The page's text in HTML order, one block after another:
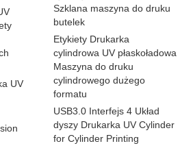
UV
Szklana maszyna do druku
butelek
Etykiety Drukarka
cylindrowa UV płaskoładowa
Maszyna do druku
cylindrowego dużego
formatu
USB3.0 Interfejs 4 Układ
dyszy Drukarka UV Cylinder
for Cylinder Printing